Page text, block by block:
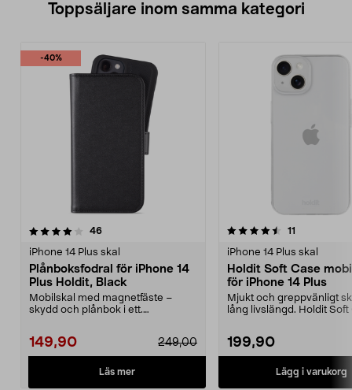
Toppsäljare inom samma kategori
-40%
46recensioner
iPhone 14 Plus skal
Plånboksfodral för iPhone 14
Plus Holdit, Black
Mobilskal med magnetfäste –
skydd och plånbok i ett.
149,90 249,00
Läs mer
4.5 av 5 stjärnor 11
iPhone 14 Plus skal
Holdit Soft Case
för iPhone 14 Plus
Mjukt och greppvänligt
lång livslängd. Holdit Soft
199,90
Lägg i varukorg
3.5 av 5 stjärnor